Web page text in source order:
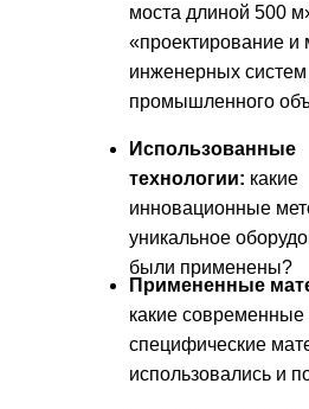
моста длиной 500
«проектирование и
инженерных систем
промышленного
Использованные
технологии: какие
инновационные
уникальное
были применены?
Примененные
какие современные
специфические
использовались и
Почему стоит выбрать
для создания вашей
презентации: наши
уникальные